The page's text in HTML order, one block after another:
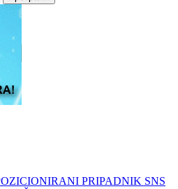
PRIPADNIK SNS